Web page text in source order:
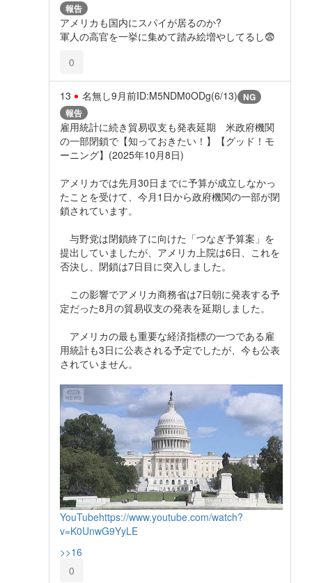
報告
アメリカも国内にスパイが居るのか?
軍人の高官を一挙に集めて踏み絵増やしてるし😨
0
13 名無し9月前ID:M5NDM0ODg(6/13) NG
報告
雇用統計に続き貿易収支も発表延期 米政府機関
の一部閉鎖で【知っておきたい！】【グッド！モ
ーニング】(2025年10月8日)
アメリカでは先月30日までに予算が成立しなかっ
たことを受けて、今月1日から政府機関の一部が閉
鎖されています。
与野党は閉鎖終了に向けた「つなぎ予算案」を
提出していましたが、アメリカ上院は6日、これを
否決し、閉鎖は7日目に突入しました。
この影響でアメリカ商務省は7日朝に発表する予
定だった8月の貿易収支の発表を延期しました。
アメリカの最も重要な経済指標の一つである雇
用統計も3日に公表される予定でしたが、今も公表
されていません。
YouTubehttps://www.youtube.com/watch?
v=K0UnwG9YyLE
>>16
0